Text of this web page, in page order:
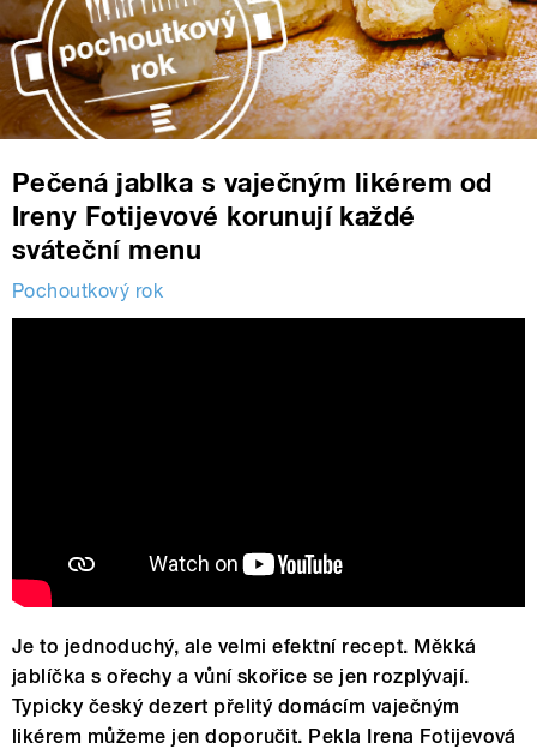
Pečená jablka s vaječným likérem od
Ireny Fotijevové korunují každé
sváteční menu
Pochoutkový rok
Je to jednoduchý, ale velmi efektní recept. Měkká
jablíčka s ořechy a vůní skořice se jen rozplývají.
Typicky český dezert přelitý domácím vaječným
likérem můžeme jen doporučit. Pekla Irena Fotijevová